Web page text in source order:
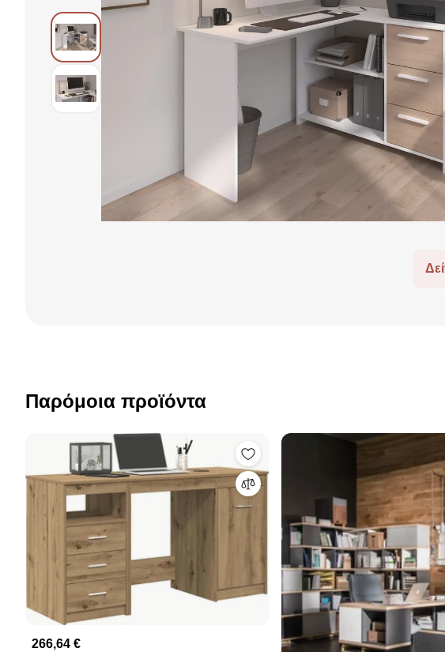
Παρόμοια προϊόντα
266,64 €